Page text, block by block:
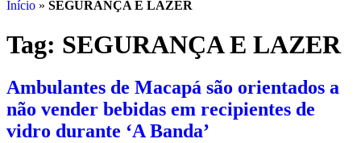
Início » SEGURANÇA E LAZER
Tag: SEGURANÇA E LAZER
Ambulantes de Macapá são orientados a
não vender bebidas em recipientes de
vidro durante ‘A Banda’